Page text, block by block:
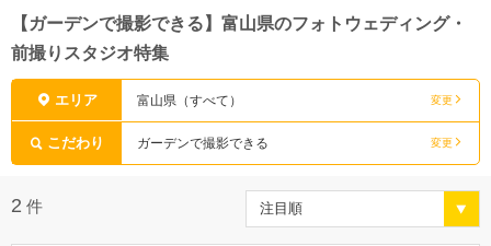
【ガーデンで撮影できる】富山県のフォトウェディング・
前撮りスタジオ特集
エリア 富山県（すべて） 変更
こだわり ガーデンで撮影できる 変更
2 件